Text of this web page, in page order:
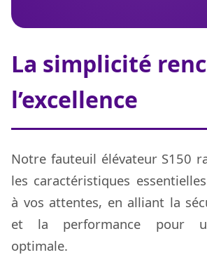
La simplicité
l’excellence
Notre fauteuil élévateur S150
les caractéristiques
à vos attentes, en alliant la
et la performance pour
optimale.